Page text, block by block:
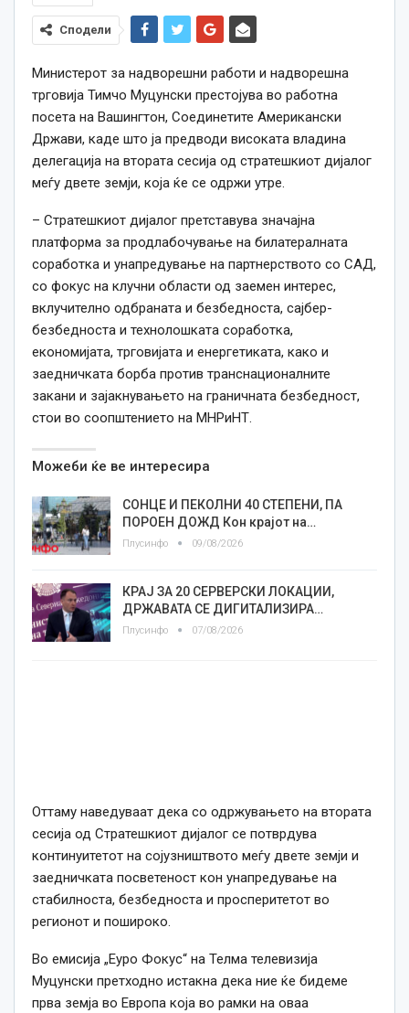
Сподели
Министерот за надворешни работи и надворешна
трговија Тимчо Муцунски престојува во работна
посета на Вашингтон, Соединетите Американски
Држави, каде што ја предводи високата владина
делегација на втората сесија од стратешкиот дијалог
меѓу двете земји, која ќе се одржи утре.
– Стратешкиот дијалог претставува значајна
платформа за продлабочување на билатералната
соработка и унапредување на партнерството со САД,
со фокус на клучни области од заемен интерес,
вклучително одбраната и безбедноста, сајбер-
безбедноста и технолошката соработка,
економијата, трговијата и енергетиката, како и
заедничката борба против транснационалните
закани и зајакнувањето на граничната безбедност,
стои во соопштението на МНРиНТ.
Можеби ќе ве интересира
СОНЦЕ И ПЕКОЛНИ 40 СТЕПЕНИ, ПА
ПОРОЕН ДОЖД Кон крајот на…
Плусинфо 09/08/2026
КРАЈ ЗА 20 СЕРВЕРСКИ ЛОКАЦИИ,
ДРЖАВАТА СЕ ДИГИТАЛИЗИРА…
Плусинфо 07/08/2026
Оттаму наведуваат дека со одржувањето на втората
сесија од Стратешкиот дијалог се потврдува
континуитетот на сојузништвото меѓу двете земји и
заедничката посветеност кон унапредување на
стабилноста, безбедноста и просперитетот во
регионот и пошироко.
Во емисија „Еуро Фокус“ на Телма телевизија
Муцунски претходно истакна дека ние ќе бидеме
прва земја во Европа која во рамки на оваа